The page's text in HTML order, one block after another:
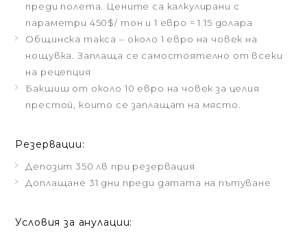
преди полета. Цените са калкулирани с
параметри 450$/ тон и 1 евро = 1.15 долара
Общинска такса – около 1 евро на човек на
нощувка. Заплаща се самостоятелно от всеки
на рецепция
Бакшиш от около 10 евро на човек за целия
престой, които се заплащат на място.
Резервации:
Депозит 350 лв при резервация
Доплащане 31 дни преди датата на пътуване
Условия за анулации: